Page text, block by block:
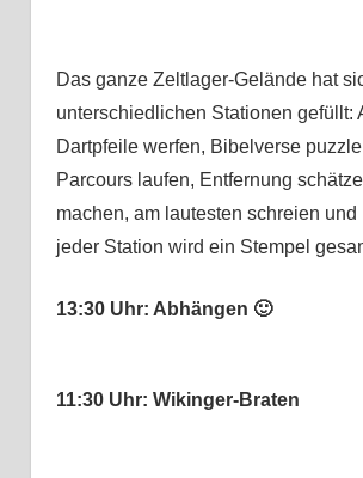
Das ganze Zeltlager-Gelände hat
unterschiedlichen Stationen gefüllt:
Dartpfeile werfen, Bibelverse
Parcours laufen, Entfernung
machen, am lautesten schreien und
jeder Station wird ein Stempel
13:30 Uhr: Abhängen 🙂
11:30 Uhr: Wikinger-Braten